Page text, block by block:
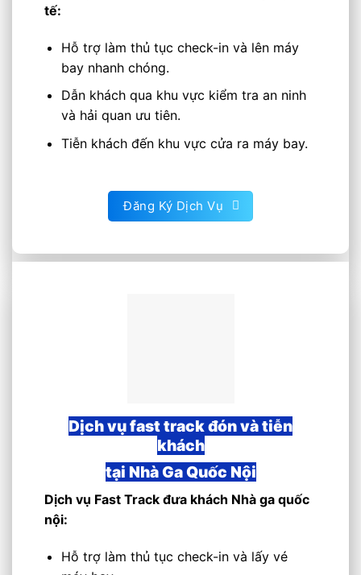
tế:
Hỗ trợ làm thủ tục check-in và lên máy
bay nhanh chóng.
Dẫn khách qua khu vực kiểm tra an ninh
và hải quan ưu tiên.
Tiễn khách đến khu vực cửa ra máy bay.
Đăng Ký Dịch Vụ
Dịch vụ fast track đón và tiễn
khách
tại Nhà Ga Quốc Nội
Dịch vụ Fast Track đưa khách Nhà ga quốc
nội:
Hỗ trợ làm thủ tục check-in và lấy vé